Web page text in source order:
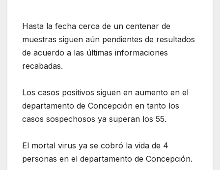
Hasta la fecha cerca de un centenar de
muestras siguen aún pendientes de resultados
de acuerdo a las últimas informaciones
recabadas.
Los casos positivos siguen en aumento en el
departamento de Concepción en tanto los
casos sospechosos ya superan los 55.
El mortal virus ya se cobró la vida de 4
personas en el departamento de Concepción.